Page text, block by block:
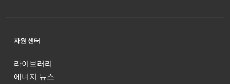
자원 센터
라이브러리
에너지 뉴스